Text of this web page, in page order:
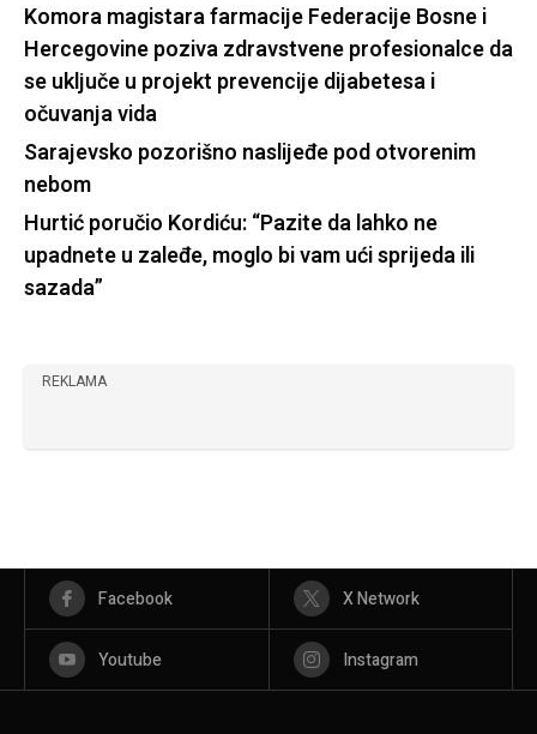
Komora magistara farmacije Federacije Bosne i
Hercegovine poziva zdravstvene profesionalce da
se uključe u projekt prevencije dijabetesa i
očuvanja vida
Sarajevsko pozorišno naslijeđe pod otvorenim
nebom
Hurtić poručio Kordiću: “Pazite da lahko ne
upadnete u zaleđe, moglo bi vam ući sprijeda ili
sazada”
REKLAMA
Facebook X Network
Youtube Instagram